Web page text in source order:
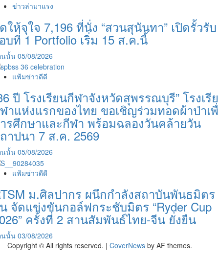
ข่าวล่ามาแรง
ให้จุใจ 7,196 ที่นั่ง “สวนสุนันทา” เปิดรั้วรับ
บที่ 1 Portfolio เริ่ม 15 ส.ค.นี้
นนั้น 05/08/2026
แฟ้มข่าวดีดี
ปี โรงเรียนกีฬาจังหวัดสุพรรณบุรี” โรงเรี
าแห่งแรกของไทย ขอเชิญร่วมทอดผ้าป่าเ
รศึกษาและกีฬา พร้อมฉลองวันคล้ายวัน
าปนา 7 ส.ค. 2569
นนั้น 05/08/2026
แฟ้มข่าวดีดี
ม.ศิลปากร ผนึกกำลังสถาบันพันธมิตร
จัดแข่งขันกอล์ฟกระชับมิตร “Ryder Cup
ครั้งที่ 2 สานสัมพันธ์ไทย-จีน ยั่งยืน
นนั้น 03/08/2026
Copyright © All rights reserved. | CoverNews by AF themes.